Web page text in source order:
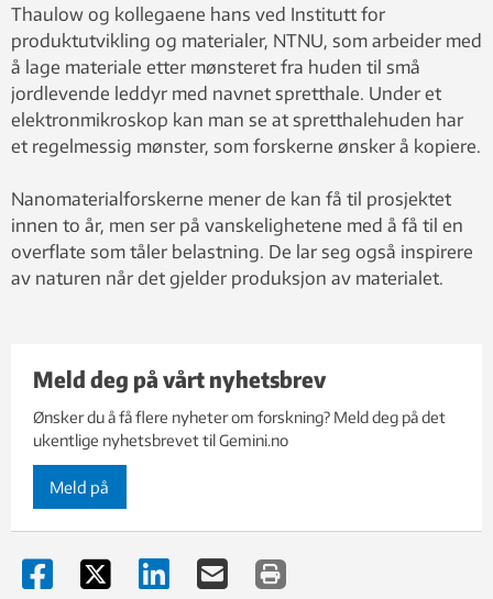
Thaulow og kollegaene hans ved Institutt for
produktutvikling og materialer, NTNU, som arbeider med
å lage materiale etter mønsteret fra huden til små
jordlevende leddyr med navnet spretthale. Under et
elektronmikroskop kan man se at spretthalehuden har
et regelmessig mønster, som forskerne ønsker å kopiere.
Nanomaterialforskerne mener de kan få til prosjektet
innen to år, men ser på vanskelighetene med å få til en
overflate som tåler belastning. De lar seg også inspirere
av naturen når det gjelder produksjon av materialet.
Meld deg på vårt nyhetsbrev
Ønsker du å få flere nyheter om forskning? Meld deg på det
ukentlige nyhetsbrevet til Gemini.no
Meld på